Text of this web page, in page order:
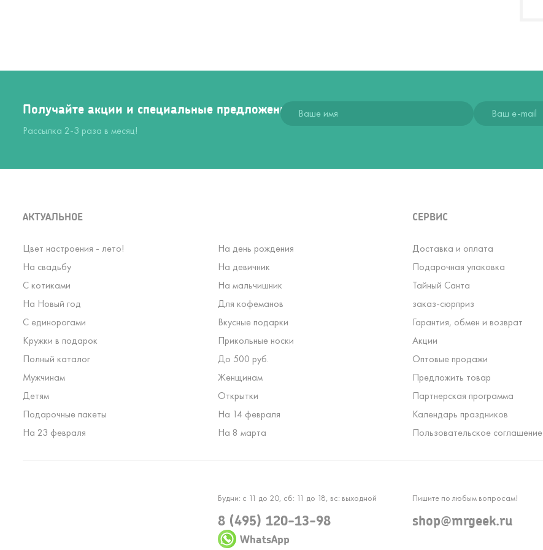
Получайте акции и специальные предложения
Рассылка 2-3 раза в месяц!
АКТУАЛЬНОЕ
Цвет настроения - лето!
На день рождения
На свадьбу
На девичник
С котиками
На мальчишник
На Новый год
Для кофеманов
С единорогами
Вкусные подарки
Кружки в подарок
Прикольные носки
Полный каталог
До 500 руб.
Мужчинам
Женщинам
Детям
Открытки
Подарочные пакеты
На 14 февраля
На 23 февраля
На 8 марта
СЕРВИС
Доставка и оплата
Подарочная упаковка
Тайный Санта
заказ-сюрприз
Гарантия, обмен и возврат
Акции
Оптовые продажи
Предложить товар
Партнерская программа
Календарь праздников
Пользовательское соглашение
Будни: с 11 до 20, сб: 11 до 18, вс: выходной
8 (495) 120-13-98
WhatsApp
Пишите по любым вопросам!
shop@mrgeek.ru